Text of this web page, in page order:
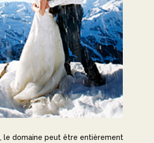
, le domaine peut être entièrement